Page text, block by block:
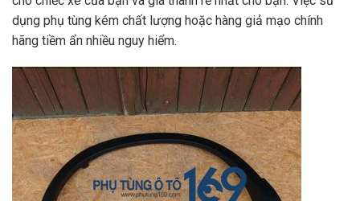
dụng phụ tùng kém chất lượng hoặc hàng giả mạo chính
hãng tiềm ẩn nhiều nguy hiểm.